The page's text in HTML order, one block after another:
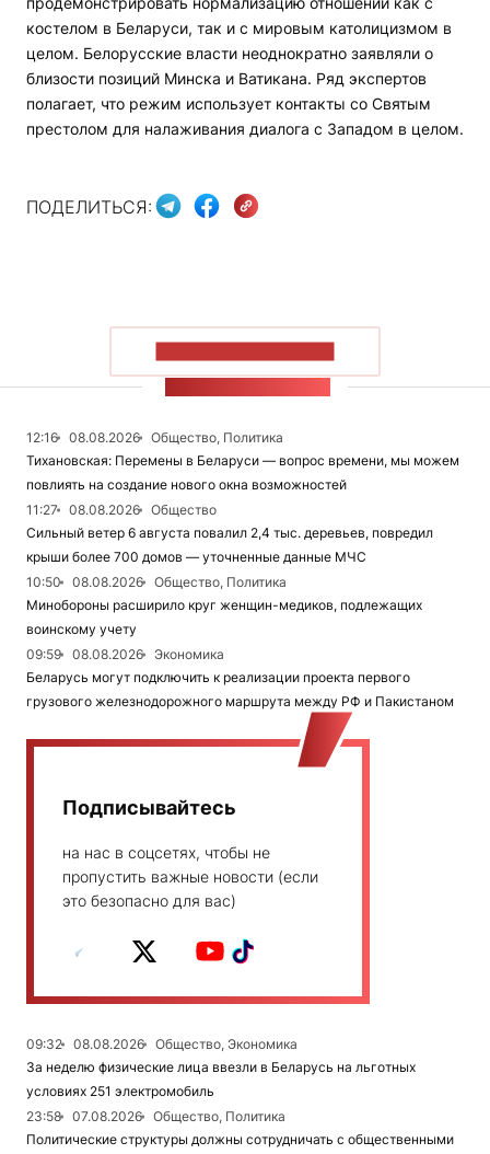
костелом в Беларуси, так и с мировым католицизмом в
целом. Белорусские власти неоднократно заявляли о
близости позиций Минска и Ватикана. Ряд экспертов
полагает, что режим использует контакты со Святым
престолом для налаживания диалога с Западом в целом.
ПОДЕЛИТЬСЯ:
12:16 08.08.2026
Общество, Политика
Тихановская: Перемены в Беларуси — вопрос времени, мы можем
повлиять на создание нового окна возможностей
11:27
08.08.2026
Общество
Сильный ветер 6 августа повалил 2,4 тыс. деревьев, повредил
крыши более 700 домов — уточненные данные МЧС
10:50
08.08.2026
Общество, Политика
Минобороны расширило круг женщин-медиков, подлежащих
воинскому учету
09:59
08.08.2026
Экономика
Беларусь могут подключить к реализации проекта первого
грузового железнодорожного маршрута между РФ и Пакистаном
Подписывайтесь
на нас в соцсетях, чтобы не
пропустить важные новости (если
это безопасно для вас)
09:32 08.08.2026
Общество, Экономика
За неделю физические лица ввезли в Беларусь на льготных
условиях 251 электромобиль
23:58
07.08.2026
Общество, Политика
Политические структуры должны сотрудничать с общественными